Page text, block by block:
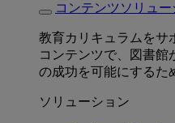
コンテンツソリュー
教育カリキュラムをサ
コンテンツで、図書館
の成功を可能にするた
ソリューション